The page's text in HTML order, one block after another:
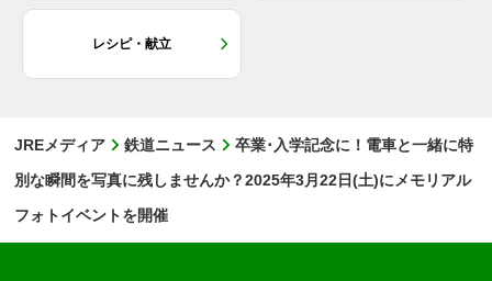
レシピ・献立
JREメディア 鉄道ニュース
卒業･入学記念に！電車と一緒に特
別な瞬間を写真に残しませんか？2025年3月22日(土)にメモリアル
フォトイベントを開催